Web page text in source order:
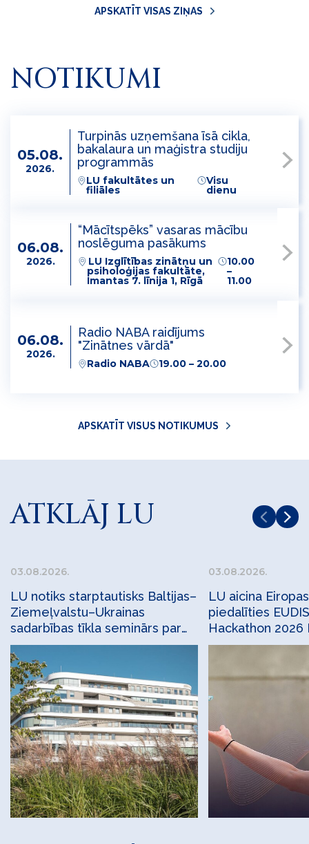
APSKATĪT VISAS ZIŅAS
NOTIKUMI
05.08.
2026.
Turpinās uzņemšana īsā cikla,
bakalaura un maģistra studiju
programmās
LU fakultātes un
filiāles
Visu
dienu
06.08.
2026.
“Mācītspēks” vasaras mācību
noslēguma pasākums
LU Izglītības zinātņu un
psiholoģijas fakultāte,
Imantas 7. līnija 1, Rīgā
10.00
–
11.00
06.08.
2026.
Radio NABA raidījums
"Zinātnes vārdā"
Radio NABA 19.00 – 20.00
APSKATĪT VISUS NOTIKUMUS
ATKLĀJ LU
03.08.2026.
LU notiks starptautisks Baltijas–
Ziemeļvalstu–Ukrainas
sadarbības tīkla seminārs par
apsekojumu statistiku
03.08.2026.
LU aicina
piedalīties
Hackathon 2026